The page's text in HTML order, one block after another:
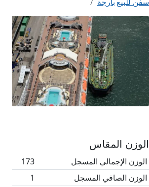
الوزن المقاس
الوزن الإجمالي المسجل
173
الوزن الصافي المسجل
1